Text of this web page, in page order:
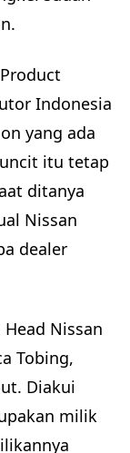
Indonesia
yang ada
itu tetap
ditanya
Nissan
dealer
Nissan
Tobing,
Diakui
milik